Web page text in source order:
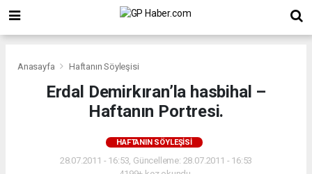
Anasayfa Haftanın Söyleşisi
Erdal Demirkıran’la hasbihal –
Haftanın Portresi.
HAFTANIN SÖYLEŞISI
28.07.2011 - 16:53, Güncelleme: 28.07.2011 - 16:53